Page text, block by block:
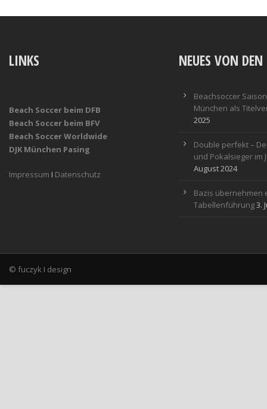
LINKS
Beach Soccer beim DFB
Beach Soccer beim BFV
Beach Soccer Worldwide
DJK München Pasing
Impressum I Datenschutz
NEUES VON
Beachsoccer
München als
2025
Double perfekt –
und Pokalsieger im
August 2024
Bazis übernehmen
Tabellenführung3.
© fuczyk I design